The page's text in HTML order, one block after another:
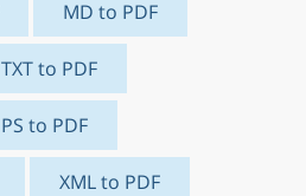
MD to PDF
TXT to PDF
PS to PDF
XML to PDF